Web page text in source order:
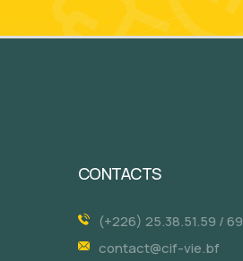
CONTACTS
(+226) 25.38.51.59 / 69
contact@cif-vie.bf